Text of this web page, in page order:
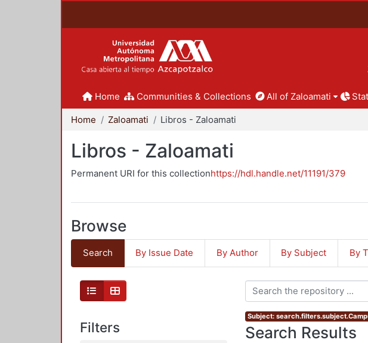
Home Communities & Collections All of Zaloamati
Home Zaloamati Libros - Zaloamati
Libros - Zaloamati
Permanent URI for this collectionhttps://hdl.handle.net/11191/379
Browse
Search By Issue Date By Author By Subject By
Filters
Subject:
Search Results